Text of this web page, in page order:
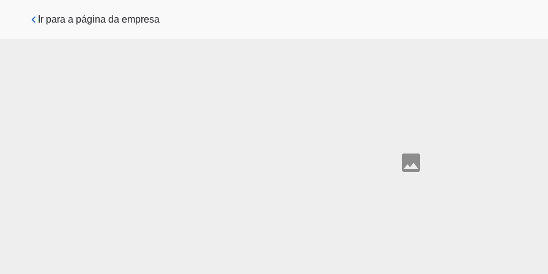
Pular para o conteúdo principal
Ir para a página da empresa